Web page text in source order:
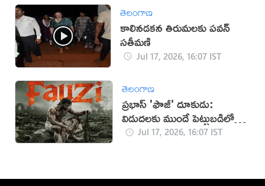
తెలంగాణ
కాలినడకన తిరుమలకు పవన్‌
సతీమణి
Jul 17, 2026, 16:07 IST
తెలంగాణ
ప్రభాస్ 'ఫౌజీ' దూకుడు:
విడుదలకు ముందే పెట్టుబడిలో
సగం రికవరీ!
Jul 17, 2026, 16:07 IST